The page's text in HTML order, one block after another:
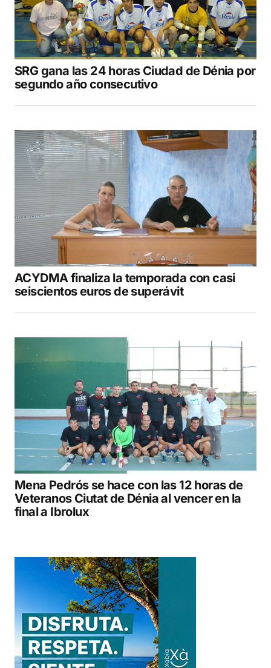
SRG gana las 24 horas Ciudad de Dénia por
segundo año consecutivo
ACYDMA finaliza la temporada con casi
seiscientos euros de superávit
Mena Pedrós se hace con las 12 horas de
Veteranos Ciutat de Dénia al vencer en la
final a Ibrolux